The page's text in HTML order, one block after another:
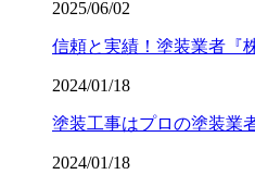
2025/06/02
信頼と実績！塗装業者『
2024/01/18
塗装工事はプロの塗装業
2024/01/18